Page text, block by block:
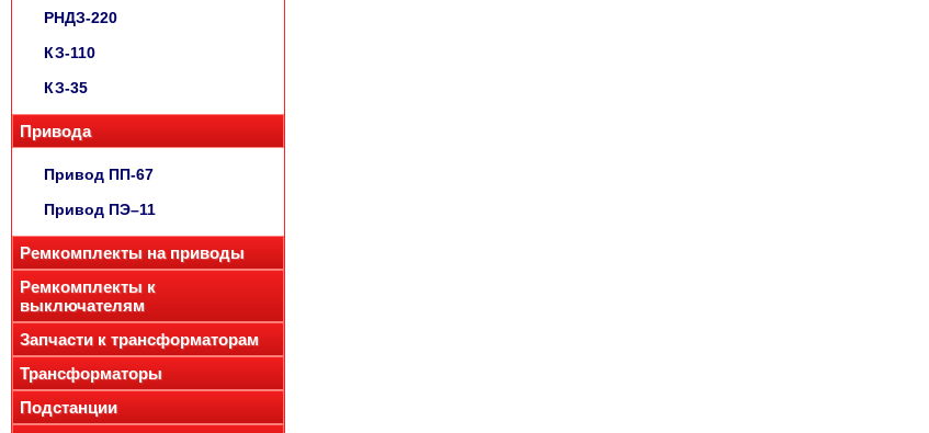
РНДЗ-220
КЗ-110
КЗ-35
Привода
Привод ПП-67
Привод ПЭ–11
Ремкомплекты на приводы
Ремкомплекты к
выключателям
Запчасти к трансформаторам
Трансформаторы
Подстанции